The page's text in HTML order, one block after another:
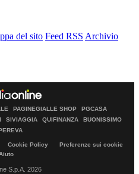
del sito Feed RSS Archivio
PAGINEGIALLE SHOP
PGCASA
SIVIAGGIA QUIFINANZA
BUONISSIMO
Cookie Policy
Preferenze sui cookie
S.p.A. 2026